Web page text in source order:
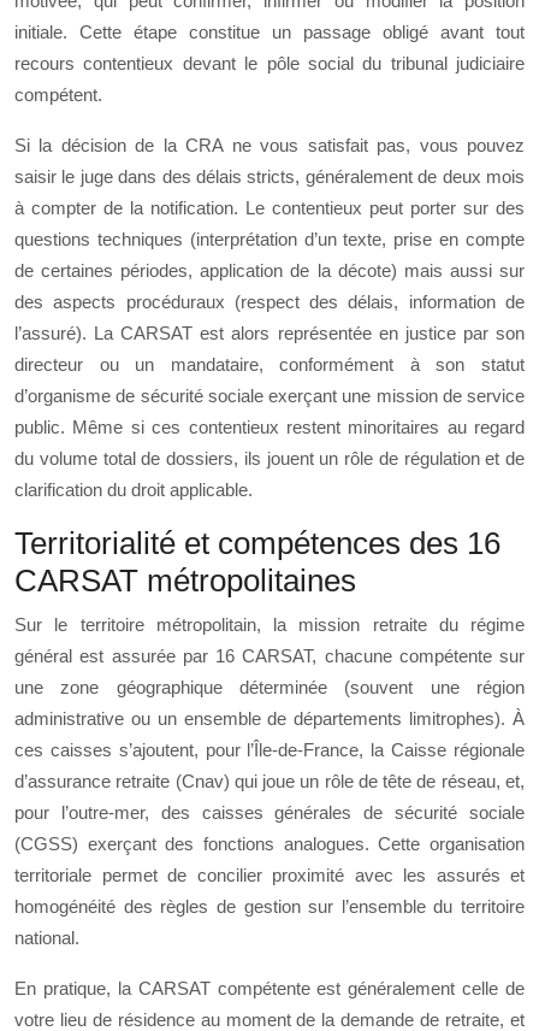
initiale. Cette étape constitue un passage obligé avant tout
recours contentieux devant le pôle social du tribunal judiciaire
compétent.
Si la décision de la CRA ne vous satisfait pas, vous pouvez
saisir le juge dans des délais stricts, généralement de deux mois
à compter de la notification. Le contentieux peut porter sur des
questions techniques (interprétation d’un texte, prise en compte
de certaines périodes, application de la décote) mais aussi sur
des aspects procéduraux (respect des délais, information de
l’assuré). La CARSAT est alors représentée en justice par son
directeur ou un mandataire, conformément à son statut
d’organisme de sécurité sociale exerçant une mission de service
public. Même si ces contentieux restent minoritaires au regard
du volume total de dossiers, ils jouent un rôle de régulation et de
clarification du droit applicable.
Territorialité et compétences des 16
CARSAT métropolitaines
Sur le territoire métropolitain, la mission retraite du régime
général est assurée par 16 CARSAT, chacune compétente sur
une zone géographique déterminée (souvent une région
administrative ou un ensemble de départements limitrophes). À
ces caisses s’ajoutent, pour l’Île-de-France, la Caisse régionale
d’assurance retraite (Cnav) qui joue un rôle de tête de réseau, et,
pour l’outre-mer, des caisses générales de sécurité sociale
(CGSS) exerçant des fonctions analogues. Cette organisation
territoriale permet de concilier proximité avec les assurés et
homogénéité des règles de gestion sur l’ensemble du territoire
national.
En pratique, la CARSAT compétente est généralement celle de
votre lieu de résidence au moment de la demande de retraite, et